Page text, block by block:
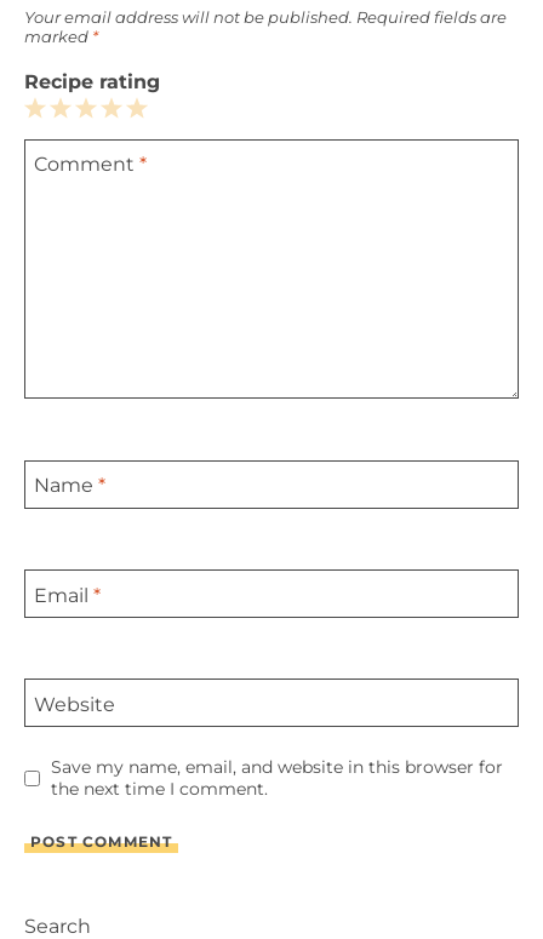
Your email address will not be published. Required fields are
marked *
Recipe rating
5
Stars
4
Stars
3
Stars
2
Stars
1
Star
Comment *
Name *
Email *
Website
Save my name, email, and website in this browser for
the next time I comment.
Search